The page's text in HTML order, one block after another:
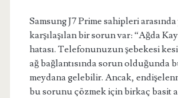
Samsung J7 Prime sahipleri
karşılaşılan bir sorun var: “Ağda
hatası. Telefonunuzun şebekesi
ağ bağlantısında sorun olduğunda
meydana gelebilir. Ancak,
bu sorunu çözmek için birkaç basit